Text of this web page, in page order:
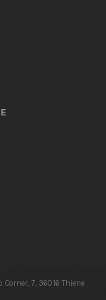
Corner, 7, 36016 Thiene